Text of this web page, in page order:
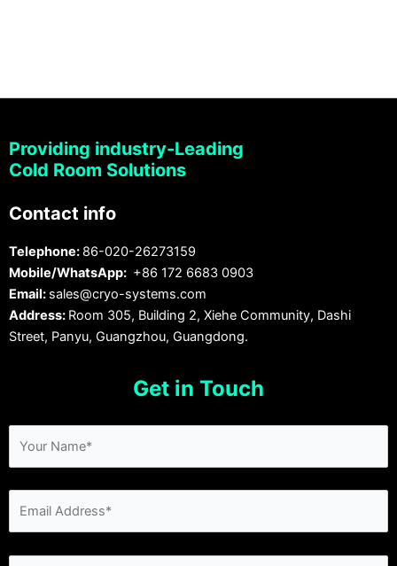
Providing industry-Leading
Cold Room Solutions
Contact info
Telephone: 86-020-26273159
Mobile/WhatsApp: +86 172 6683 0903
Email: sales@cryo-systems.com
Address: Room 305, Building 2, Xiehe Community, Dashi
Street, Panyu, Guangzhou, Guangdong.
Get in Touch